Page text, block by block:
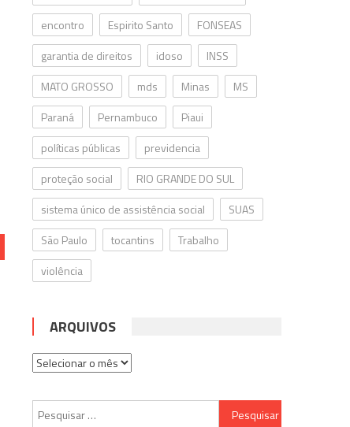
encontro
Espirito Santo
FONSEAS
garantia de direitos
idoso
INSS
MATO GROSSO
mds Minas
MS
Paraná
Pernambuco
Piaui
políticas públicas
previdencia
proteção social
RIO GRANDE DO SUL
sistema único de assistência social
SUAS
São Paulo
tocantins
Trabalho
violência
ARQUIVOS
Arquivos
Pesquisar